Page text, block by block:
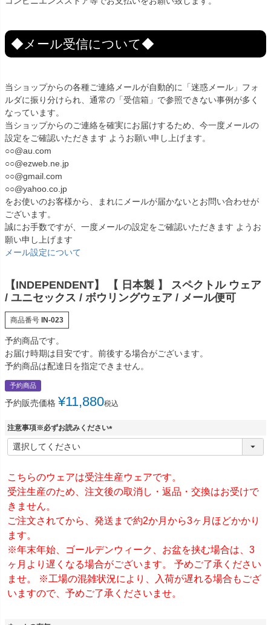
◆メール受信について◆
当ショップからの各種ご連絡メールが自動的に「迷惑メール」フォ
ルダに振り分けられ、通常の「受信箱」で参照できない事例が多く
なっています。
当ショップからのご連絡を確実にお届けするため、今一度メールの
設定をご確認いただきます ようお願い申し上げます。
○○@au.com
○○@ezweb.ne.jp
○○@gmail.com
○○@yahoo.co.jp
をお使いのお客様から、まれにメールが届かないとお問い合わせが
ございます。
誠にお手数ですが、一度メールの設定をご確認いただきます ようお
願い申し上げます
メール設定について
【INDEPENDENT】 【 日本製 】 スペクトル ウェア
/ ユニセックス / ボウリングウェア / メール便可
商品番号 IN-023
予約商品です。
お届け時期は目安です。前後する場合がございます。
予約商品は配達日を指定できません。
予約商品
予約販売価格 ¥11,880税込
注意事項※必ずお読みください
(
)
こちらのウェアは受注生産ウェアです。
受注生産のため、注文後の取消し・返品・交換はお受けで
きません。
ご注文されてから、発送まで約2か月から3ヶ月ほどかかり
ます。
※年末年始、ゴールデンウィーク、お盆を挟む場合は、3
ヶ月より遅くなる場合がございます。 予めご了承ください
ませ。 ※工場の混雑状況により、入荷が遅れる場合もござ
いますので、予めご了承くださいませ。